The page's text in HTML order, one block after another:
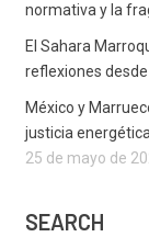
normativa y la
El Sahara
reflexiones
México y
justicia
25 de mayo de
SEARCH